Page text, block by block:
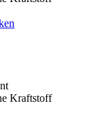
Kraftstoff